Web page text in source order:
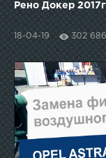
Рено Докер
18-04-19 302 686